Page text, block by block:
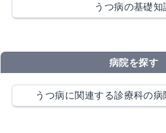
うつ病の基礎知
病院を探す
うつ病に関連する診療科の病